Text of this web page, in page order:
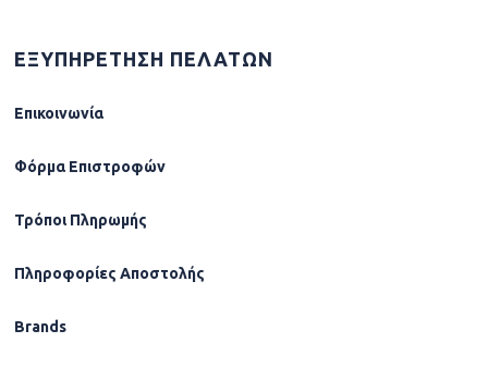
ΕΞΥΠΗΡΕΤΗΣΗ ΠΕΛΑΤΩΝ
Επικοινωνία
Φόρµα Επιστροφών
Τρόποι Πληρωμής
Πληροφορίες Αποστολής
Brands